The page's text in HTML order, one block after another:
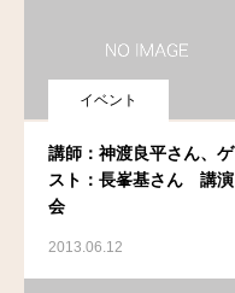
イベント
講師：神渡良平さん、ゲ
スト：⻑峯基さん 講演
会
2013.06.12